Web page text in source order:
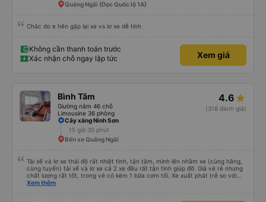
Quảng Ngãi (Dọc Quốc lộ 1A)
Chắc do e hên gặp lại xe vs lơ xe dễ tính
Không cần thanh toán trước
Xác nhận chỗ ngay lập tức
Xem giá
Bình Tâm
Giường nằm 46 chỗ
Limousine 36 phòng
4.6
(318 đánh giá)
Cây xăng Ninh Sơn
15 giờ 30 phút
Bến xe Quảng Ngãi
Tài xế và lơ xe thái độ rất nhiệt tình, tận tâm, mình lên nhầm xe (cùng hãng,
cùng tuyến) tài xế và lơ xe cả 2 xe đều rất tận tình giúp đỡ. Giá vé rẻ nhưng
chất lượng rất tốt, trong vé có kèm 1 bữa cơm tối. Xe xuất phát trễ so với
trên app 45p, nhưng do bão nên trời mưa rất to, có thể thông cảm được.
Xem thêm